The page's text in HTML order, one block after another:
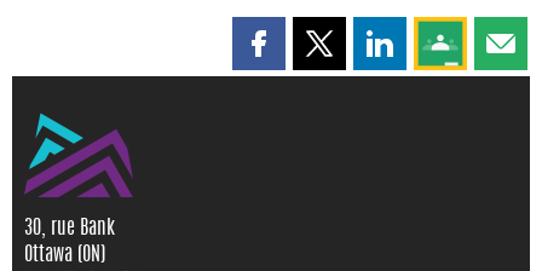
Partager cette page sur
Partager cette page sur X
Partager cette
Partagez
30, rue Bank
Ottawa (ON)